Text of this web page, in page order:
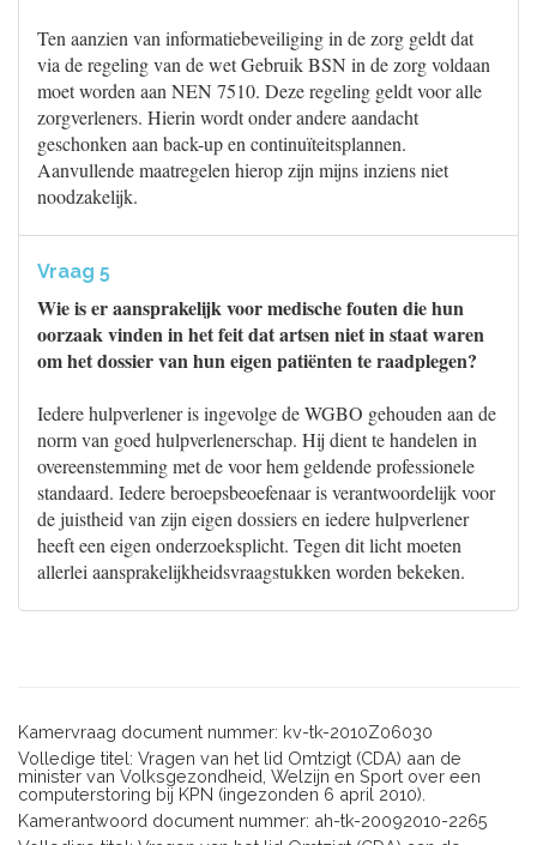
Ten aanzien van informatiebeveiliging in de zorg geldt dat
via de regeling van de wet Gebruik BSN in de zorg voldaan
moet worden aan NEN 7510. Deze regeling geldt voor alle
zorgverleners. Hierin wordt onder andere aandacht
geschonken aan back-up en continuïteitsplannen.
Aanvullende maatregelen hierop zijn mijns inziens niet
noodzakelijk.
Vraag 5
Wie is er aansprakelijk voor medische fouten die hun
oorzaak vinden in het feit dat artsen niet in staat waren
om het dossier van hun eigen patiënten te raadplegen?
Iedere hulpverlener is ingevolge de WGBO gehouden aan de
norm van goed hulpverlenerschap. Hij dient te handelen in
overeenstemming met de voor hem geldende professionele
standaard. Iedere beroepsbeoefenaar is verantwoordelijk voor
de juistheid van zijn eigen dossiers en iedere hulpverlener
heeft een eigen onderzoeksplicht. Tegen dit licht moeten
allerlei aansprakelijkheidsvraagstukken worden bekeken.
Kamervraag document nummer: kv-tk-2010Z06030
Volledige titel: Vragen van het lid Omtzigt (CDA) aan de
minister van Volksgezondheid, Welzijn en Sport over een
computerstoring bij KPN (ingezonden 6 april 2010).
Kamerantwoord document nummer: ah-tk-20092010-2265